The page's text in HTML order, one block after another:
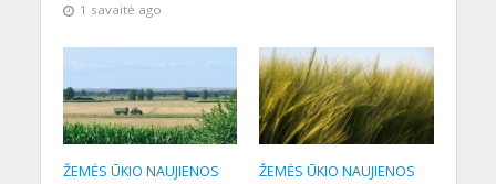
1 savaitė ago
ŽEMĖS ŪKIO NAUJIENOS ŽEMĖS ŪKIO NAUJIENOS